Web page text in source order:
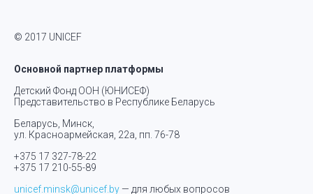
© 2017 UNICEF
Основной партнер платформы
Детский Фонд ООН (ЮНИСЕФ)
Представительство в Республике Беларусь
Беларусь, Минск,
ул. Красноармейская, 22а, пп. 76-78
+375 17 327-78-22
+375 17 210-55-89
unicef.minsk@unicef.by — для любых вопросов